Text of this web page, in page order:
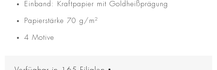
Einband: Kraftpapier mit Goldheißprägung
Papierstärke 70 g/m²
4 Motive